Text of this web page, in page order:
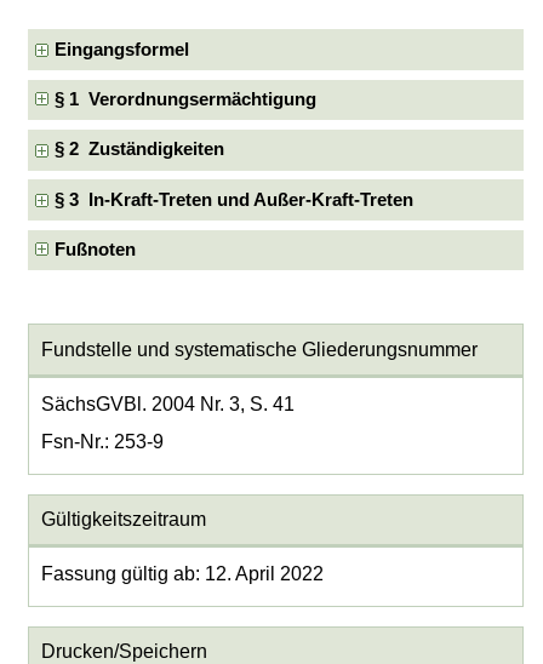
Eingangsformel
§ 1 Verordnungsermächtigung
§ 2 Zuständigkeiten
§ 3 In-Kraft-Treten und Außer-Kraft-Treten
Fußnoten
Fundstelle und systematische Gliederungsnummer
SächsGVBl. 2004 Nr. 3, S. 41
Fsn-Nr.: 253-9
Gültigkeitszeitraum
Fassung gültig ab: 12. April 2022
Drucken/Speichern